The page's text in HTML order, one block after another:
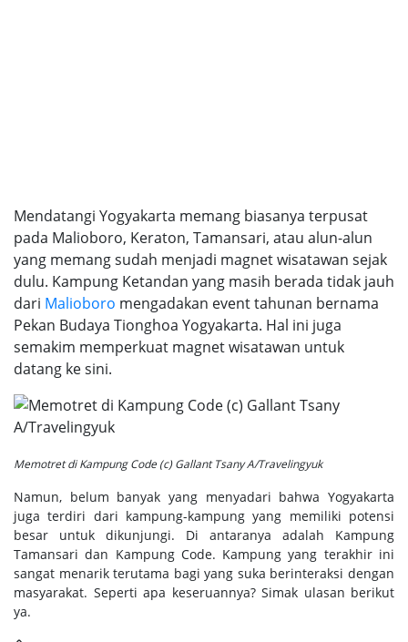
Mendatangi Yogyakarta memang biasanya terpusat
pada Malioboro, Keraton, Tamansari, atau alun-alun
yang memang sudah menjadi magnet wisatawan sejak
dulu. Kampung Ketandan yang masih berada tidak jauh
dari Malioboro mengadakan event tahunan bernama
Pekan Budaya Tionghoa Yogyakarta. Hal ini juga
semakim memperkuat magnet wisatawan untuk
datang ke sini.
Memotret di Kampung Code (c) Gallant Tsany A/Travelingyuk
Namun, belum banyak yang menyadari bahwa Yogyakarta
juga terdiri dari kampung-kampung yang memiliki potensi
besar untuk dikunjungi. Di antaranya adalah Kampung
Tamansari dan Kampung Code. Kampung yang terakhir ini
sangat menarik terutama bagi yang suka berinteraksi dengan
masyarakat. Seperti apa keseruannya? Simak ulasan berikut
ya.